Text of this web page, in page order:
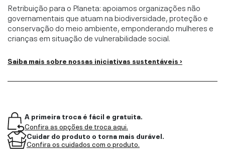
Retribuição para o Planeta: apoiamos organizações não
governamentais que atuam na biodiversidade, proteção e
conservação do meio ambiente, emponderando mulheres e
crianças em situação de vulnerabilidade social.
Saiba mais sobre nossas iniciativas sustentáveis ›
A primeira troca é fácil e gratuita.
Confira as opções de troca aqui.
Cuidar do produto o torna mais durável.
Confira os cuidados com o produto.